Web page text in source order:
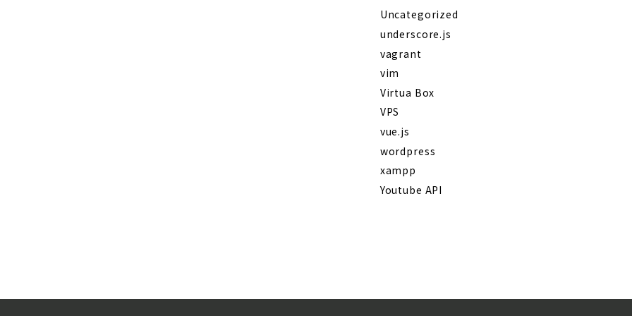
Uncategorized
underscore.js
vagrant
vim
Virtua Box
VPS
vue.js
wordpress
xampp
Youtube API